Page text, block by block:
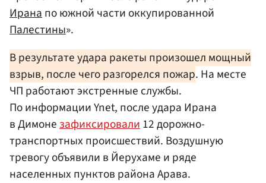
Иранапо южной части оккупированной
Палестины».
В результате удара ракеты произошел мощный
взрыв, после чего разгорелся пожар. На месте
ЧП работают экстренные службы.
По информации Ynet, после удара Ирана
в Димонезафиксировали12 дорожно-
транспортных происшествий. Воздушную
тревогу объявили в Йерухаме и ряде
населенных пунктов района Арава.